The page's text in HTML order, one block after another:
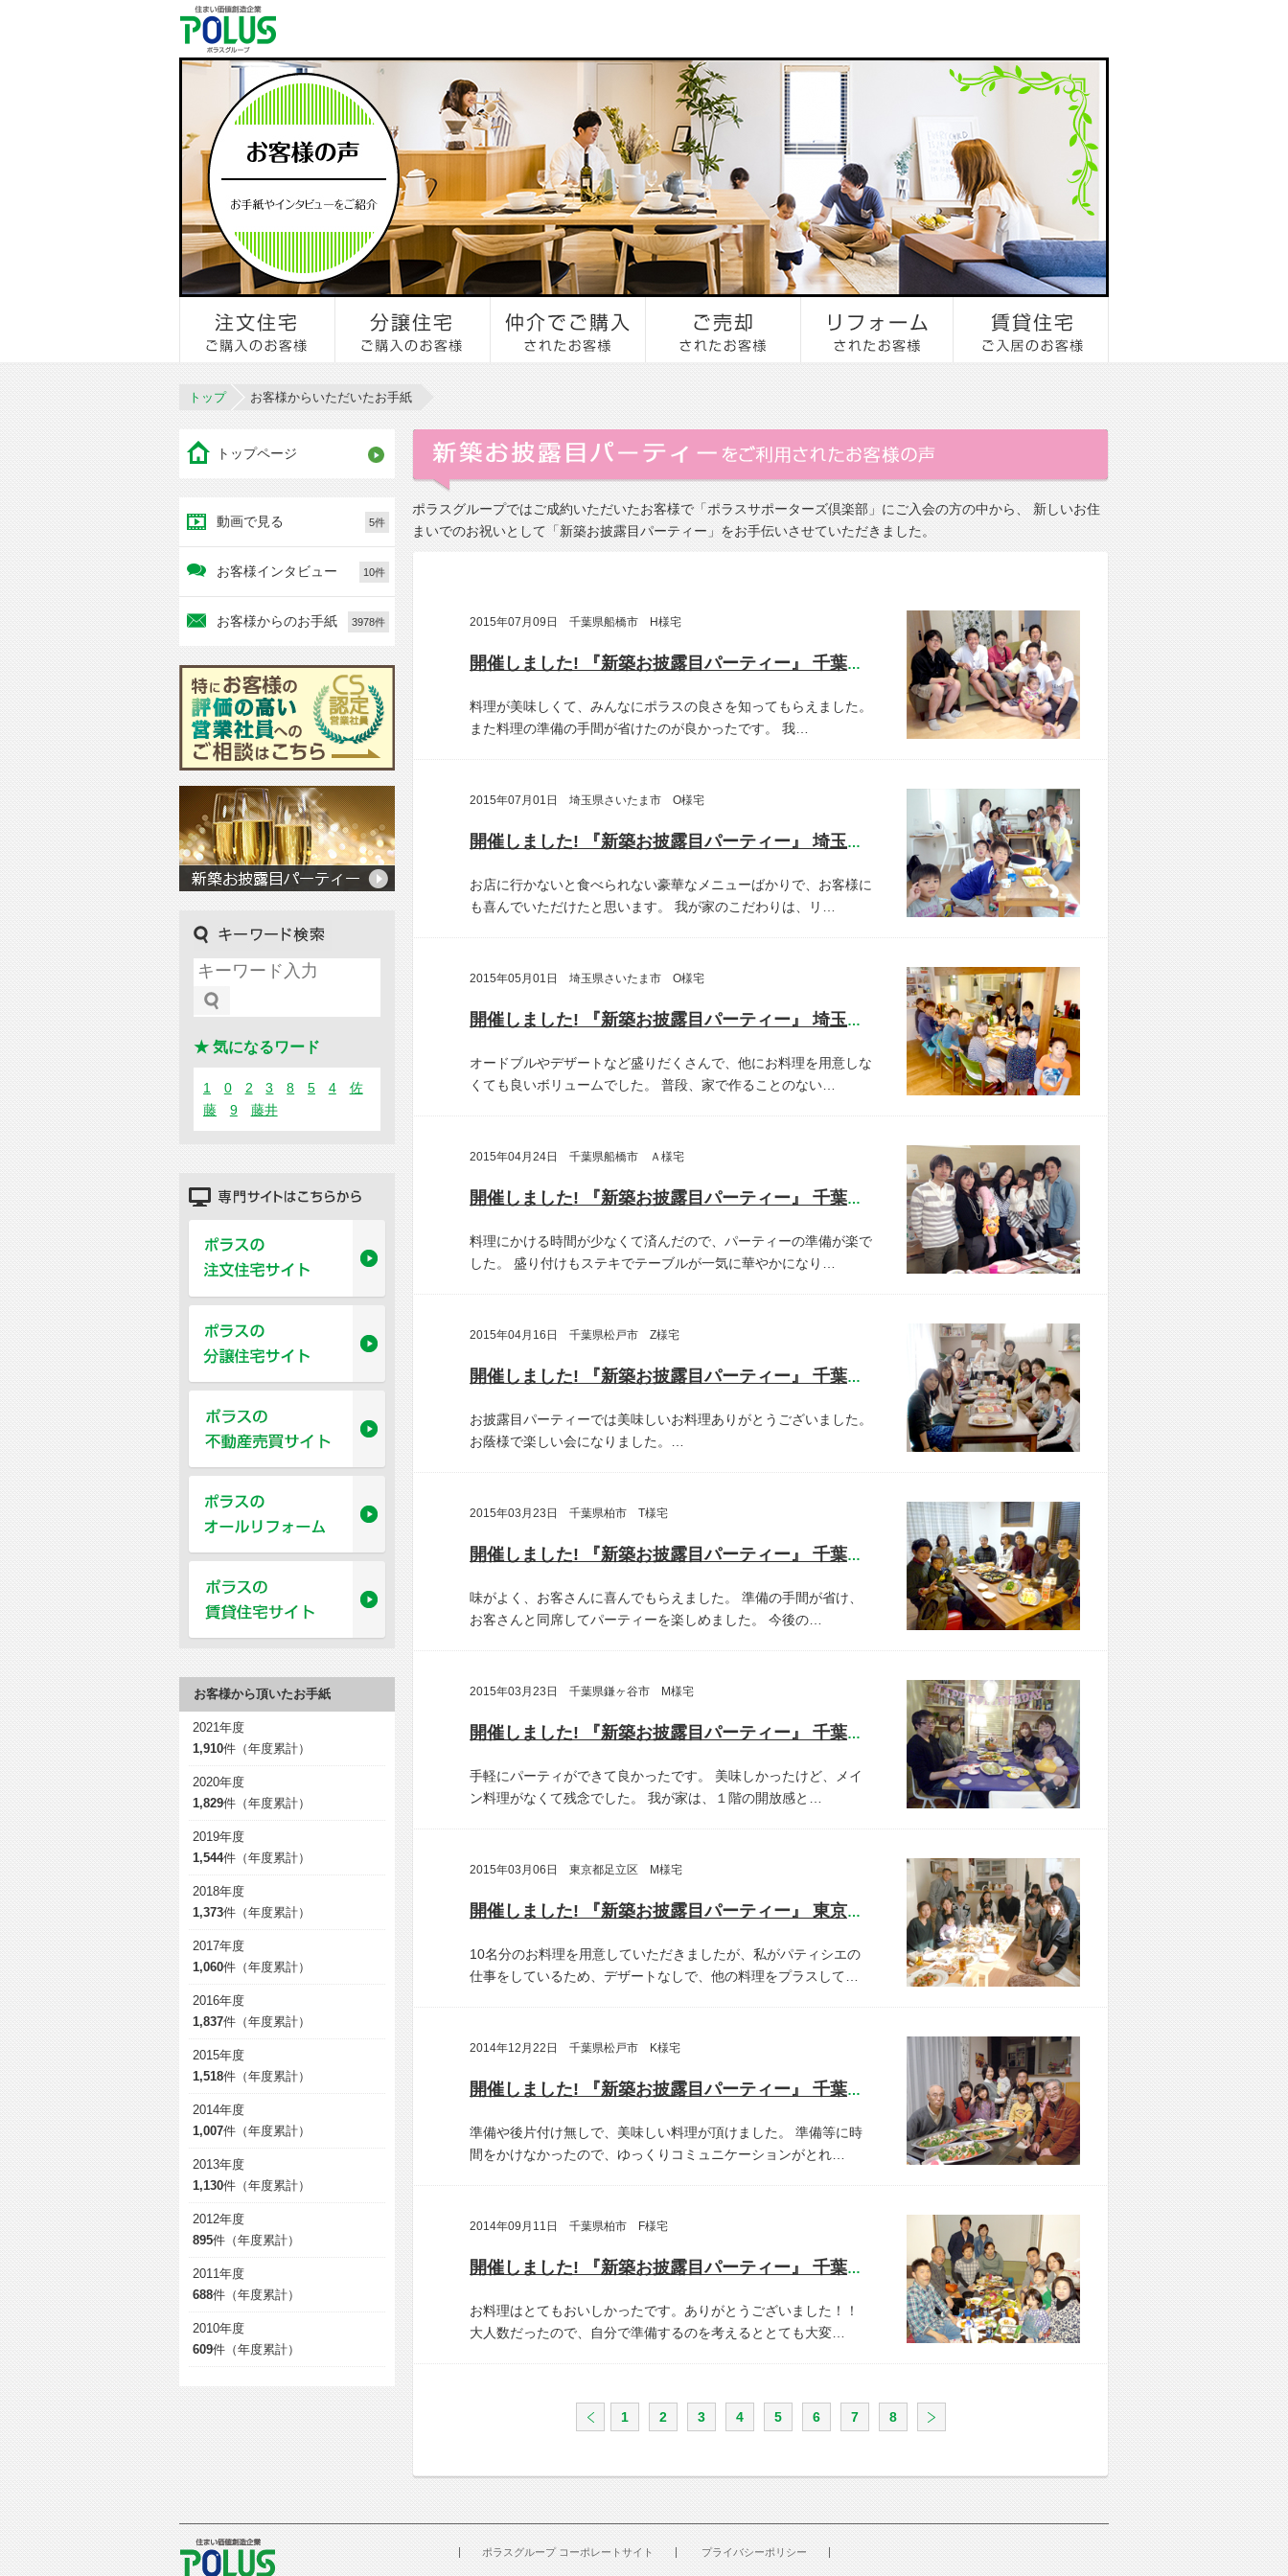
トップ お客様からいただいたお手紙
ポラスグループではご成約いただいたお客様で「ポラスサポーターズ倶楽部」にご入会の方の中から、 新しいお住
まいでのお祝いとして「新築お披露目パーティー」をお手伝いさせていただきました。
2015年07月09日 千葉県船橋市 H様宅
開催しました! 『新築お披露目パーティー』 千葉県船橋市 H様宅
料理が美味しくて、みんなにポラスの良さを知ってもらえました。
また料理の準備の手間が省けたのが良かったです。
我…
2015年07月01日 埼玉県さいたま市 O様宅
開催しました! 『新築お披露目パーティー』 埼玉県さいたま市 O様宅
お店に行かないと食べられない豪華なメニューばかりで、お客様に
も喜んでいただけたと思います。
我が家のこだわりは、リ…
2015年05月01日 埼玉県さいたま市 O様宅
開催しました! 『新築お披露目パーティー』 埼玉県さいたま市 O様宅
オードブルやデザートなど盛りだくさんで、他にお料理を用意しな
くても良いボリュームでした。
普段、家で作ることのない…
2015年04月24日 千葉県船橋市 Ａ様宅
開催しました! 『新築お披露目パーティー』 千葉県船橋市 A様宅
料理にかける時間が少なくて済んだので、パーティーの準備が楽で
した。
盛り付けもステキでテーブルが一気に華やかになり…
2015年04月16日 千葉県松戸市 Z様宅
開催しました! 『新築お披露目パーティー』 千葉県松戸市 Z様宅
お披露目パーティーでは美味しいお料理ありがとうございました。
お蔭様で楽しい会になりました。…
2015年03月23日 千葉県柏市 T様宅
開催しました! 『新築お披露目パーティー』 千葉県柏市 T様宅
味がよく、お客さんに喜んでもらえました。
準備の手間が省け、
お客さんと同席してパーティーを楽しめました。
今後の…
2015年03月23日 千葉県鎌ヶ谷市 M様宅
開催しました! 『新築お披露目パーティー』 千葉県鎌ヶ谷市 M様宅
手軽にパーティができて良かったです。
美味しかったけど、メイ
ン料理がなくて残念でした。
我が家は、１階の開放感と…
2015年03月06日 東京都足立区 M様宅
開催しました! 『新築お披露目パーティー』 東京都足立区 M様宅
10名分のお料理を用意していただきましたが、私がパティシエの
仕事をしているため、デザートなしで、他の料理をプラスして…
2014年12月22日 千葉県松戸市 K様宅
開催しました! 『新築お披露目パーティー』 千葉県松戸市 K様宅
準備や後片付け無しで、美味しい料理が頂けました。
準備等に時
間をかけなかったので、ゆっくりコミュニケーションがとれ…
2014年09月11日 千葉県柏市 F様宅
開催しました! 『新築お披露目パーティー』 千葉県柏市 F様宅
お料理はとてもおいしかったです。ありがとうございました！！
大人数だったので、自分で準備するのを考えるととても大変…
1 2 3 4 5 6 7 8
トップページ
動画で見る 5件
お客様インタビュー 10件
お客様からのお手紙 3978件
★ 気になるワード
1 0 2 3 8 5 4
佐
藤
9 藤井
お客様から頂いたお手紙
2021年度
1,910件（年度累計）
2020年度
1,829件（年度累計）
2019年度
1,544件（年度累計）
2018年度
1,373件（年度累計）
2017年度
1,060件（年度累計）
2016年度
1,837件（年度累計）
2015年度
1,518件（年度累計）
2014年度
1,007件（年度累計）
2013年度
1,130件（年度累計）
2012年度
895件（年度累計）
2011年度
688件（年度累計）
2010年度
609件（年度累計）
ポラスグループ コーポレートサイト
プライバシーポリシー